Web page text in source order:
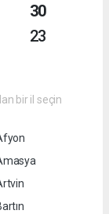
30
23
bir il seçin